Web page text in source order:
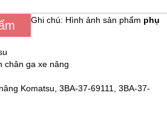
chân ga xe nâng
Ghi chú: Hình ảnh sản phẩm phụ